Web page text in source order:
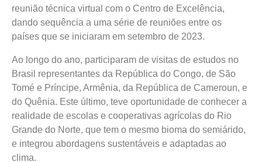
reunião técnica virtual com o Centro de Excelência,
dando sequência a uma série de reuniões entre os
países que se iniciaram em setembro de 2023.
Ao longo do ano, participaram de visitas de estudos no
Brasil representantes da República do Congo, de São
Tomé e Príncipe, Armênia, da República de Cameroun, e
do Quênia. Este último, teve oportunidade de conhecer a
realidade de escolas e cooperativas agrícolas do Rio
Grande do Norte, que tem o mesmo bioma do semiárido,
e integrou abordagens sustentáveis e adaptadas ao
clima.